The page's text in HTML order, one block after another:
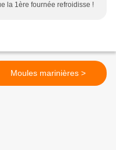
la 1ère fournée refroidisse !
Moules marinières >